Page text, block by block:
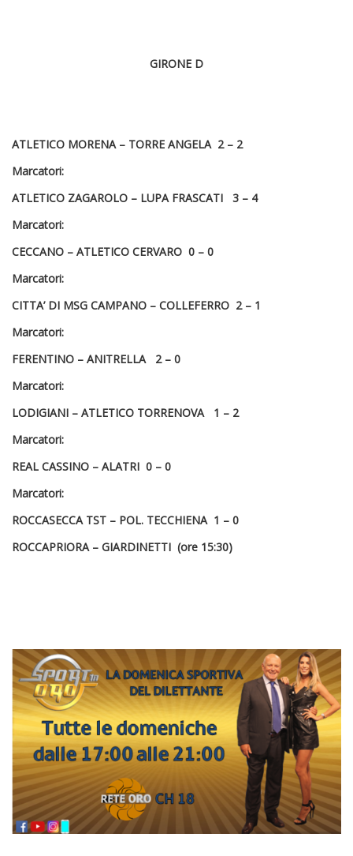
GIRONE D
ATLETICO MORENA – TORRE ANGELA 2 – 2
Marcatori:
ATLETICO ZAGAROLO – LUPA FRASCATI 3 – 4
Marcatori:
CECCANO – ATLETICO CERVARO 0 – 0
Marcatori:
CITTA’ DI MSG CAMPANO – COLLEFERRO 2 – 1
Marcatori:
FERENTINO – ANITRELLA 2 – 0
Marcatori:
LODIGIANI – ATLETICO TORRENOVA 1 – 2
Marcatori:
REAL CASSINO – ALATRI 0 – 0
Marcatori:
ROCCASECCA TST – POL. TECCHIENA 1 – 0
ROCCAPRIORA – GIARDINETTI (ore 15:30)